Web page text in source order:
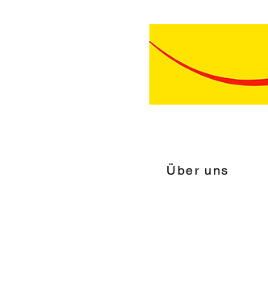
Über uns